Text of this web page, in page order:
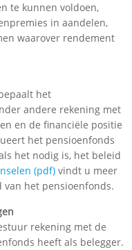
te kunnen voldoen,
in aandelen,
waarover rendement
het
andere rekening met
en de financiële positie
het pensioenfonds
het nodig is, het beleid
(pdf) vindt u meer
het pensioenfonds.
rekening met de
heeft als belegger.